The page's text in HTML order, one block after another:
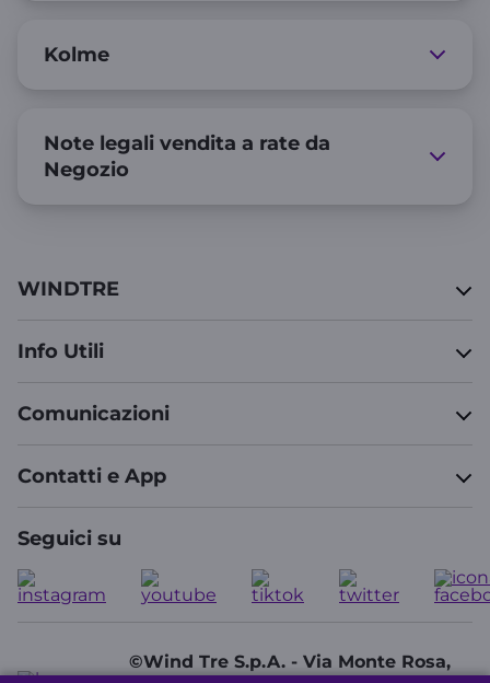
Kolme
Note legali vendita a rate da
Negozio
WINDTRE
Info Utili
Comunicazioni
Contatti e App
Seguici su
©Wind Tre S.p.A. - Via Monte Rosa,